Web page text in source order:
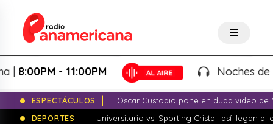
- 11:00PM Noches de
ESPECTÁCULOS
Óscar Custodio pone en duda video de
DEPORTES
Universitario vs. Sporting Cristal: así llegan al